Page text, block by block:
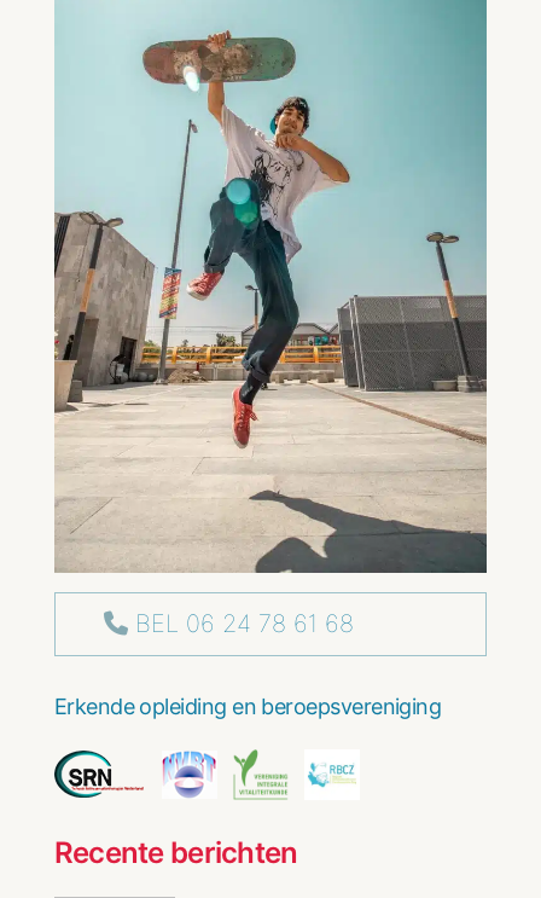
BEL 06 24 78 61 68
Erkende opleiding en beroepsvereniging
Recente berichten